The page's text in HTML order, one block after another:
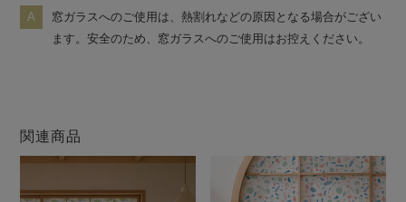
窓ガラスへのご使用は、熱割れなどの原因となる場合がござい
ます。安全のため、窓ガラスへのご使用はお控えください。
関連商品